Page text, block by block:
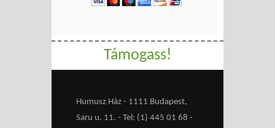
Támogass!
Humusz Ház - 1111 Budapest,
Saru u. 11. - Tel: (1) 445 01 68 -